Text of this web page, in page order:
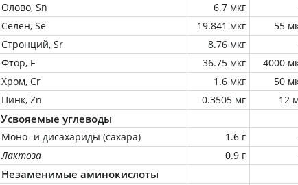
Олово, Sn
6.7 мкг
Селен, Se
19.841 мкг 55
Стронций, Sr
8.76 мкг
Фтор, F
36.75 мкг 4000
Хром, Cr
1.6 мкг 50
Цинк, Zn
0.3505 мг 12
Усвояемые углеводы
Моно- и дисахариды (сахара) 1.6 г
Лактоза
0.9 г
Незаменимые аминокислоты